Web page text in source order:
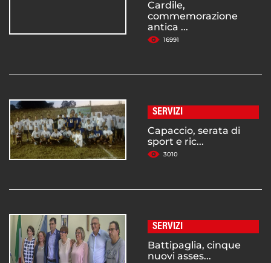
Cardile,
commemorazione
antica ...
16991
SERVIZI
Capaccio, serata di
sport e ric...
3010
SERVIZI
Battipaglia, cinque
nuovi asses...